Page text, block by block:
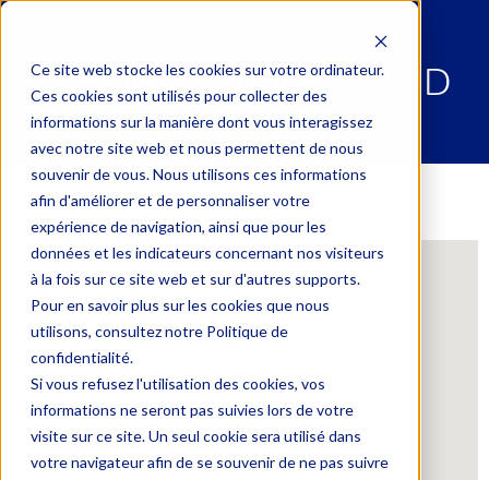
Ce site web stocke les cookies sur votre ordinateur.
Ces cookies sont utilisés pour collecter des
informations sur la manière dont vous interagissez
avec notre site web et nous permettent de nous
souvenir de vous. Nous utilisons ces informations
afin d'améliorer et de personnaliser votre
expérience de navigation, ainsi que pour les
données et les indicateurs concernant nos visiteurs
à la fois sur ce site web et sur d'autres supports.
Pour en savoir plus sur les cookies que nous
utilisons, consultez notre Politique de
confidentialité.
Si vous refusez l'utilisation des cookies, vos
informations ne seront pas suivies lors de votre
visite sur ce site. Un seul cookie sera utilisé dans
votre navigateur afin de se souvenir de ne pas suivre
NIVOIX- ROBIC – BAUD